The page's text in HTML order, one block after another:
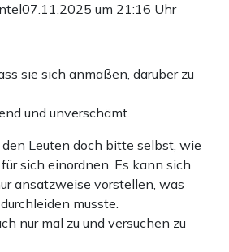
07.11.2025 um 21:16 Uhr
sie sich anmaßen, darüber zu
und unverschämt.
Leuten doch bitte selbst, wie
sich einordnen. Es kann sich
ansatzweise vorstellen, was
musste.
nur mal zu und versuchen zu